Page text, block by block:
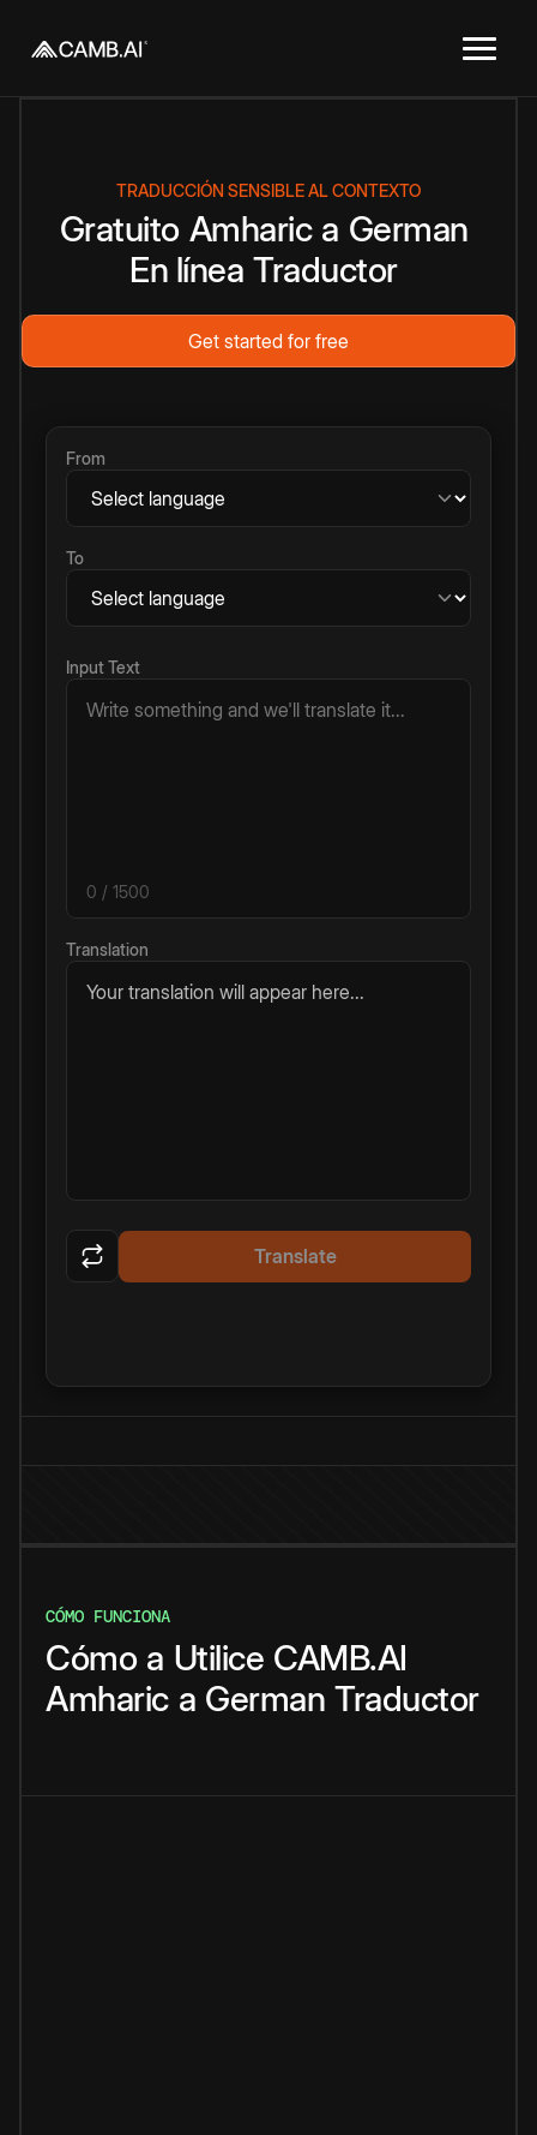
TRADUCCIÓN SENSIBLE AL CONTEXTO
Gratuito Amharic a German
En línea Traductor
Get started for free
From
To
Input Text
0 / 1500
Translation
Your translation will appear here...
Translate
CÓMO FUNCIONA
Cómo a Utilice CAMB.AI
Amharic a German Traductor